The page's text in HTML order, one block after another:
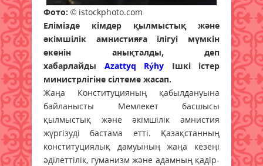
Фото: © istockphoto.com
Елімізде кімдер қылмыстық және
әкімшілік амнистияға ілігуі мүмкін
екенін анықталды, деп
хабарлайды
Azattyq Rýhy Ішкі істер
министрлігіне сілтеме жасап.
Жаңа Конституцияның қабылдануына
байланысты Мемлекет басшысы
қылмыстық және әкімшілік амнистия
жүргізуді бастама етті. Қазақстанның
конституциялық дамуының жаңа кезеңі
әділеттілік, гуманизм және адамның қадір-